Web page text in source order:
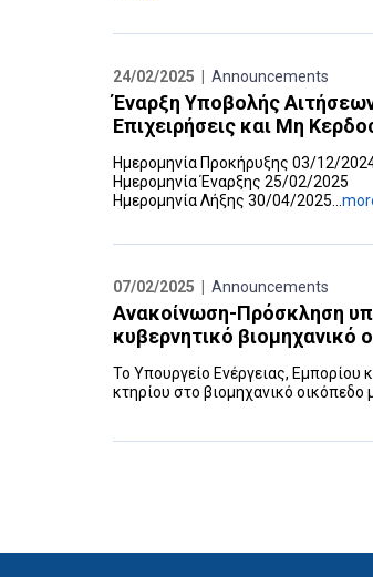
24/02/2025 | Announcements
Έναρξη Υποβολής
‎Επιχειρήσεις και Μη
Ημερομηνία Προκήρυξης 03/12/
Ημερομηνία Έναρξης 25/02/2025
Ημερομηνία Λήξης 30/04/2025...
07/02/2025 | Announcements
Ανακοίνωση-Πρόσκληση
κυβερνητικό βιομηχανικό
Το Υπουργείο Ενέργειας,
κτηρίου στο βιομηχανικό οικόπεδο